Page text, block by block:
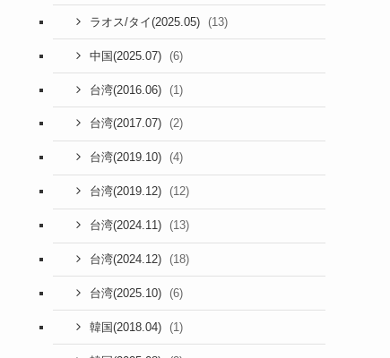
ラオス/タイ(2025.05) (13)
中国(2025.07) (6)
台湾(2016.06) (1)
台湾(2017.07) (2)
台湾(2019.10) (4)
台湾(2019.12) (12)
台湾(2024.11) (13)
台湾(2024.12) (18)
台湾(2025.10) (6)
韓国(2018.04) (1)